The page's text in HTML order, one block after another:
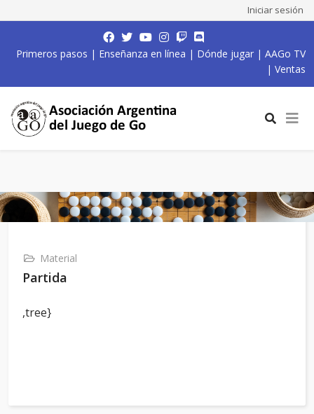
Iniciar sesión
Primeros pasos | Enseñanza en línea | Dónde jugar | AAGo TV
| Ventas
Material
Partida
,tree}